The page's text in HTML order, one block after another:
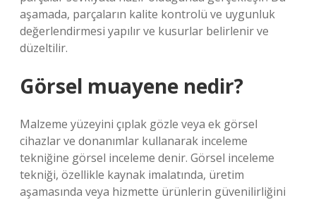
aşamada, parçaların kalite kontrolü ve uygunluk
değerlendirmesi yapılır ve kusurlar belirlenir ve
düzeltilir.
Görsel muayene nedir?
Malzeme yüzeyini çıplak gözle veya ek görsel
cihazlar ve donanımlar kullanarak inceleme
tekniğine görsel inceleme denir. Görsel inceleme
tekniği, özellikle kaynak imalatında, üretim
aşamasında veya hizmette ürünlerin güvenilirliğini